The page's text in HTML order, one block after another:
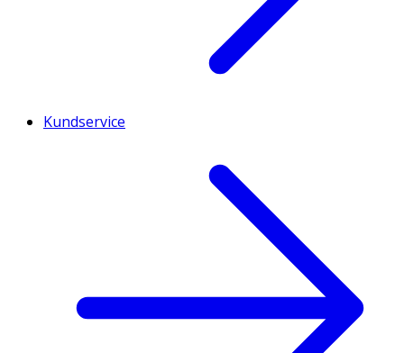
Kundservice